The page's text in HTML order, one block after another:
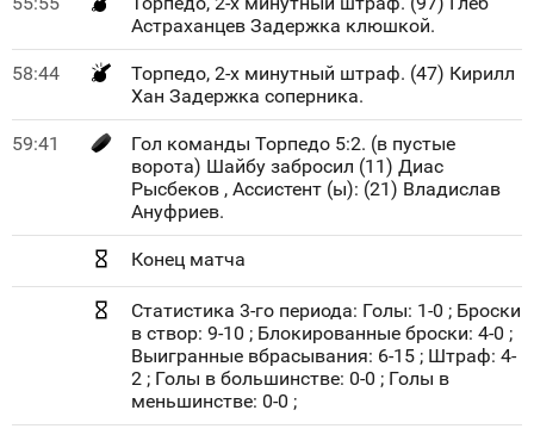
Астраханцев Задержка клюшкой.
58:44
Торпедо, 2-х минутный штраф. (47) Кирилл
Хан Задержка соперника.
59:41
Гол команды Торпедо 5:2. (в пустые
ворота) Шайбу забросил (11) Диас
Рысбеков , Ассистент (ы): (21) Владислав
Ануфриев.
Конец матча
Статистика 3-го периода: Голы: 1-0 ; Броски
в створ: 9-10 ; Блокированные броски: 4-0 ;
Выигранные вбрасывания: 6-15 ; Штраф: 4-
2 ; Голы в большинстве: 0-0 ; Голы в
меньшинстве: 0-0 ;